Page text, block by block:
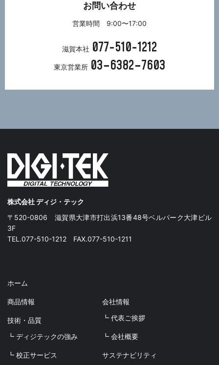
お問い合わせ
営業時間 9:00〜17:00
滋賀本社 077-510-1212
東京営業所 03−6382−7603
株式会社 ディジ・テック
〒520-0806 滋賀県大津市打出浜13番48号ベルパーク大津ビル
3F
TEL.077-510-1212 FAX.077-510-1211
ホーム
商品情報
技術・品質
┗ ディジテックの強み
┗ 校正サービス
会社情報
┗ 代表ご挨拶
┗ 会社概要
サステナビリティ